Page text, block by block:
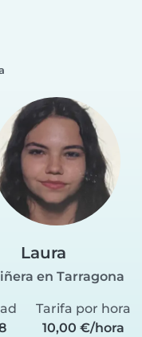
Laura
en Tarragona
Tarifa por hora
10,00 €/hora